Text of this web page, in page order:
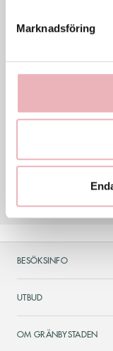
Marknadsföring
KONTAKT
HEMSIDA
BESÖKSINFO
UTBUD
OM GRÄNBYSTADEN